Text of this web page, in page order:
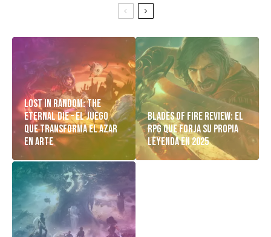
Lost in Random: The
Eternal Die – El Juego
Que Transforma el Azar
en Arte
Blades of Fire Review: El
RPG Que Forja Su Propia
Leyenda en 2025